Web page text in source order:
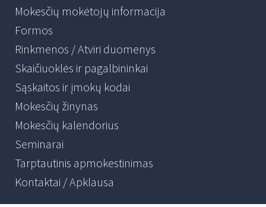
Mokesčių mokėtojų informacija
Formos
Rinkmenos / Atviri duomenys
Skaičiuoklės ir pagalbininkai
Sąskaitos ir įmokų kodai
Mokesčių žinynas
Mokesčių kalendorius
Seminarai
Tarptautinis apmokestinimas
Kontaktai / Apklausa